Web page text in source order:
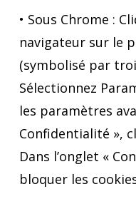
• Sous Chrome :
navigateur sur le
(symbolisé par
Sélectionnez
les paramètres
Confidentialité »,
Dans l’onglet «
bloquer les